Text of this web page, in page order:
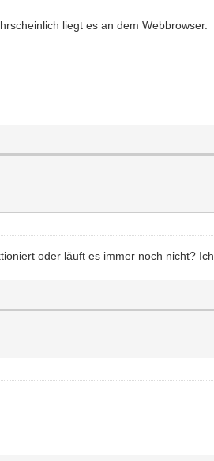
liegt es an dem Webbrowser.
oder läuft es immer noch nicht?